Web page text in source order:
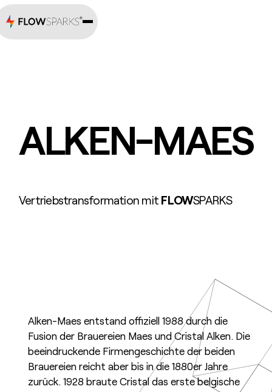
ALKEN-MAES
Vertriebstransformation mit FLOWSPARKS
Alken-Maes entstand offiziell 1988 durch die
Fusion der Brauereien Maes und Cristal Alken. Die
beeindruckende Firmengeschichte der beiden
Brauereien reicht aber bis in die 1880er Jahre
zurück. 1928 braute Cristal das erste belgische